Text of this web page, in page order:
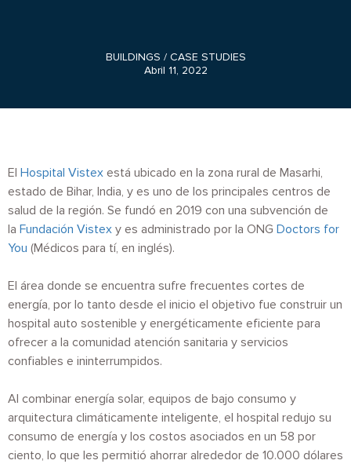
BUILDINGS / CASE STUDIES
Abril 11, 2022
El Hospital Vistex está ubicado en la zona rural de Masarhi,
estado de Bihar, India, y es uno de los principales centros de
salud de la región. Se fundó en 2019 con una subvención de
la Fundación Vistex y es administrado por la ONG Doctors for
You (Médicos para tí, en inglés).
El área donde se encuentra sufre frecuentes cortes de
energía, por lo tanto desde el inicio el objetivo fue construir un
hospital auto sostenible y energéticamente eficiente para
ofrecer a la comunidad atención sanitaria y servicios
confiables e ininterrumpidos.
Al combinar energía solar, equipos de bajo consumo y
arquitectura climáticamente inteligente, el hospital redujo su
consumo de energía y los costos asociados en un 58 por
ciento, lo que les permitió ahorrar alrededor de 10.000 dólares